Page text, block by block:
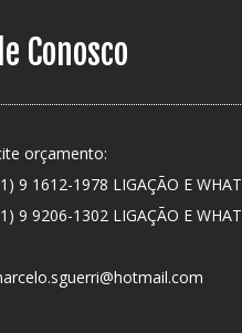
Conosco
orçamento:
9 1612-1978 LIGAÇÃO E
9 9206-1302 LIGAÇÃO E